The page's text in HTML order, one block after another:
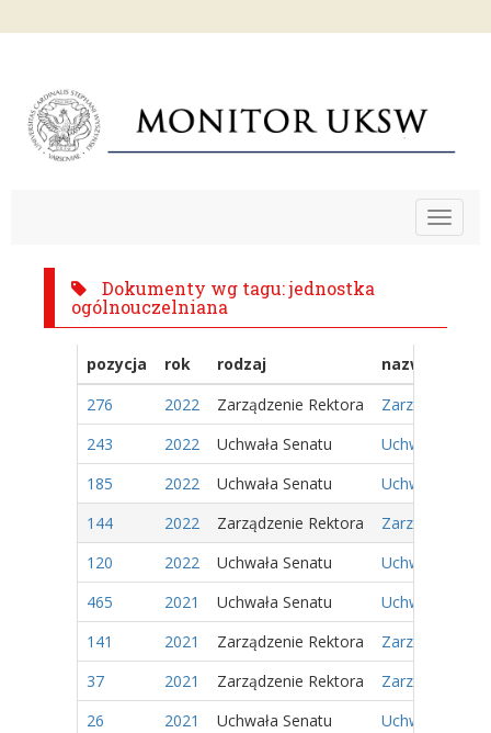
Toggle
Dokumenty wg tagu: jednostka
ogólnouczelniana
pozycja rok rodzaj
nazwa
276
2022 Zarządzenie Rektora
Zarządzenie
243
2022 Uchwała Senatu
Uchwała Nr
185
2022 Uchwała Senatu
Uchwała Nr
144
2022 Zarządzenie Rektora
Zarządzenie
120
2022 Uchwała Senatu
Uchwała Nr
465
2021 Uchwała Senatu
Uchwała Nr
141
2021 Zarządzenie Rektora
Zarządzenie
37
2021 Zarządzenie Rektora
Zarządzenie
26
2021 Uchwała Senatu
Uchwała Nr